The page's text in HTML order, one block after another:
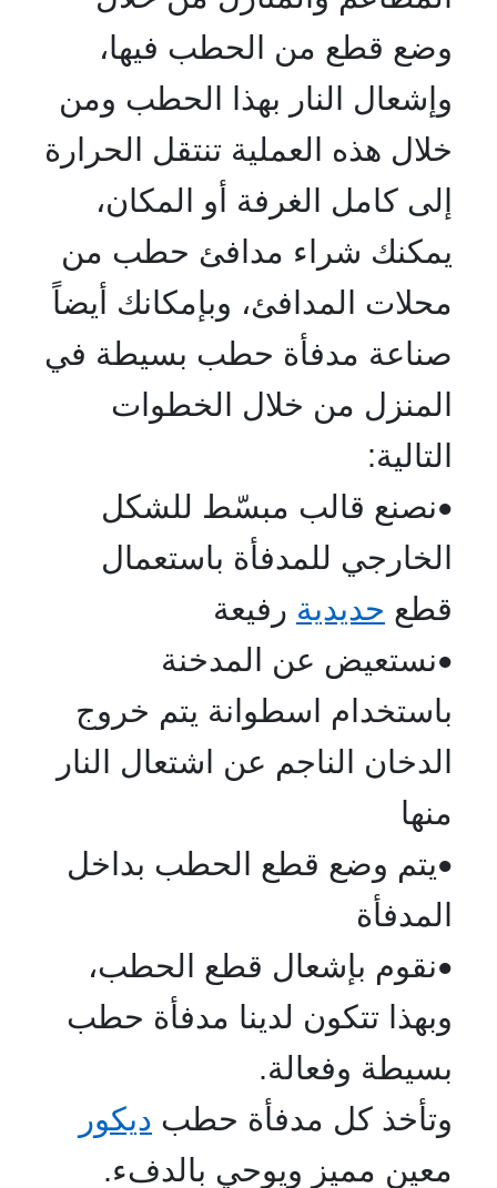
وضع قطع من الحطب فيها،
وإشعال النار بهذا الحطب ومن
خلال هذه العملية تنتقل الحرارة
إلى كامل الغرفة أو المكان،
يمكنك شراء مدافئ حطب من
محلات المدافئ، وبإمكانك أيضاً
صناعة مدفأة حطب بسيطة في
المنزل من خلال الخطوات
التالية:
•نصنع قالب مبسّط للشكل
الخارجي للمدفأة باستعمال
قطع حديدية رفيعة
•نستعيض عن المدخنة
باستخدام اسطوانة يتم خروج
الدخان الناجم عن اشتعال النار
منها
•يتم وضع قطع الحطب بداخل
المدفأة
•نقوم بإشعال قطع الحطب،
وبهذا تتكون لدينا مدفأة حطب
بسيطة وفعالة.
وتأخذ كل مدفأة حطب ديكور
معين مميز ويوحي بالدفء.